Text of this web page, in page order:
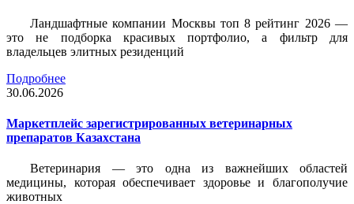
Ландшафтные компании Москвы топ 8 рейтинг 2026 —
это не подборка красивых портфолио, а фильтр для
владельцев элитных резиденций
Подробнее
30.06.2026
Маркетплейс зарегистрированных ветеринарных
препаратов Казахстана
Ветеринария — это одна из важнейших областей
медицины, которая обеспечивает здоровье и благополучие
животных